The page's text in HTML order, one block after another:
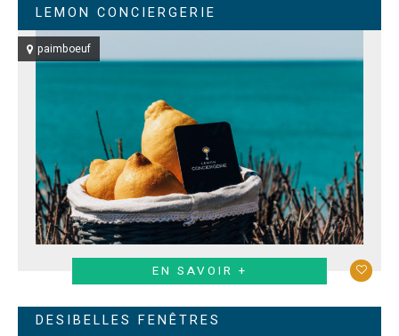
LEMON CONCIERGERIE
paimboeuf
EN SAVOIR +
DESIBELLES FENÊTRES